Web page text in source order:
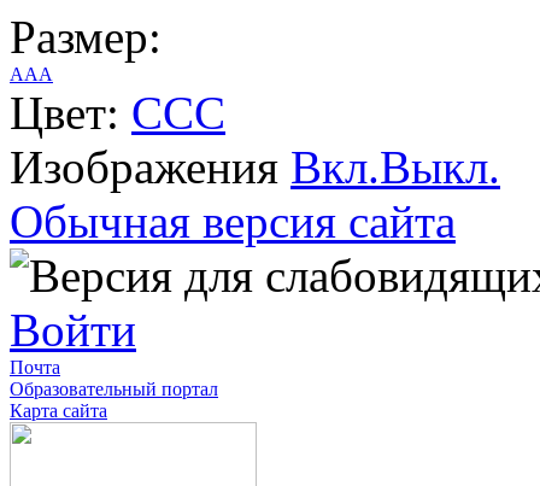
Размер:
AAA
Цвет: CCC
Изображения Вкл.Выкл.
Обычная версия сайта
Войти
Почта
Образовательный портал
Карта сайта